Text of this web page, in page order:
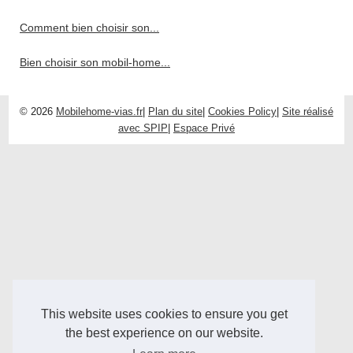
This website uses cookies to ensure you get
the best experience on our website.
Comment bien choisir son...
Bien choisir son mobil-home...
© 2026 Mobilehome-vias.fr Plan du site Cookies Policy Site réalisé
avec SPIP
Espace Privé